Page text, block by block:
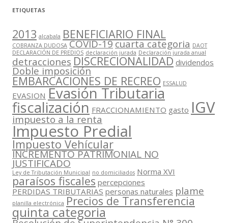
ETIQUETAS
2013 alcabala BENEFICIARIO FINAL
COBRANZA DUDOSA COVID-19cuarta categoria DAOT
DECLARACIÓN DE PREDIOS declaración jurada Declaración jurada anual
detracciones DISCRECIONALIDAD dividendos
Doble imposición
EMBARCACIONES DE RECREO ESSALUD
EVASION Evasión Tributaria
fiscalización FRACCIONAMIENTO gasto IGV
impuesto a la renta
Impuesto Predial
Impuesto Vehícular
INCREMENTO PATRIMONIAL NO
JUSTIFICADO
Ley de Tributación Municipal no domiciliados Norma XVI
paraísos fiscales percepciones
PERDIDAS TRIBUTARIAS personas naturales plame
planilla electrónica Precios de Transferencia
quinta categoria